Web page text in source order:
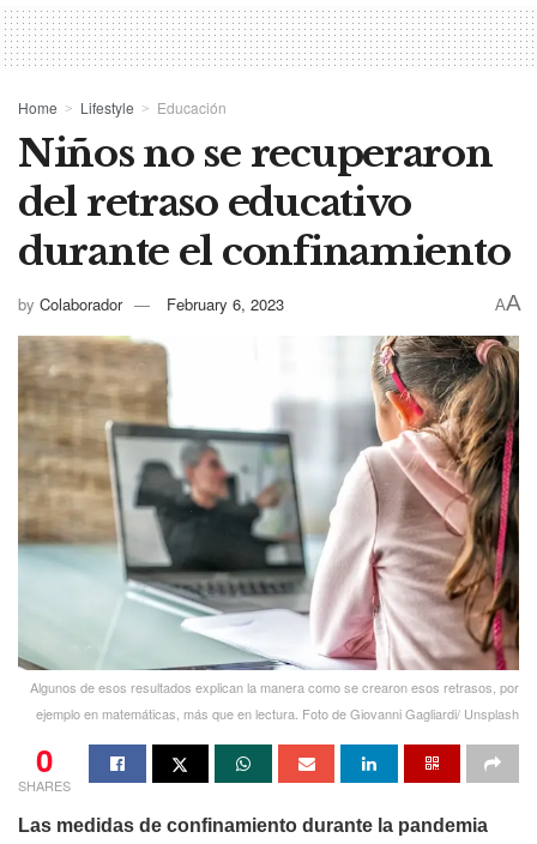
Home Lifestyle Educación
Niños no se recuperaron
del retraso educativo
durante el confinamiento
by Colaborador February 6, 2023 AA
Algunos de esos resultados explican la manera como se crearon esos retrasos, por
ejemplo en matemáticas, más que en lectura. Foto de Giovanni Gagliardi/ Unsplash
0
SHARES
Las medidas de confinamiento durante la pandemia